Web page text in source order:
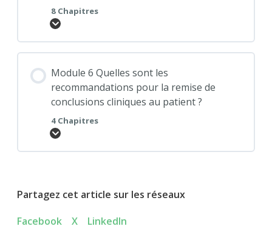
8 Chapitres
Module 6 Quelles sont les
recommandations pour la remise de
conclusions cliniques au patient ?
4 Chapitres
Partagez cet article sur les réseaux
Facebook
X LinkedIn